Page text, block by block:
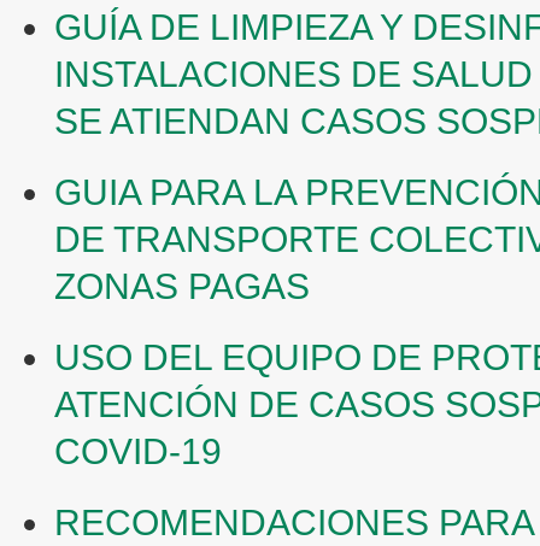
GUÍA DE LIMPIEZA Y
INSTALACIONES DE
SE ATIENDAN CASOS
GUIA PARA LA
DE TRANSPORTE
ZONAS PAGAS
USO DEL EQUIPO DE
ATENCIÓN DE CASOS
COVID-19
RECOMENDACIONES